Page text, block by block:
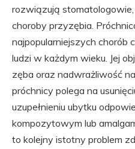
rozwiązują
choroby przyzębia.
najpopularniejszych chorób
ludzi w każdym wieku. Jej
zęba oraz nadwrażliwość
próchnicy polega na
uzupełnieniu ubytku
kompozytowym lub
to kolejny istotny problem